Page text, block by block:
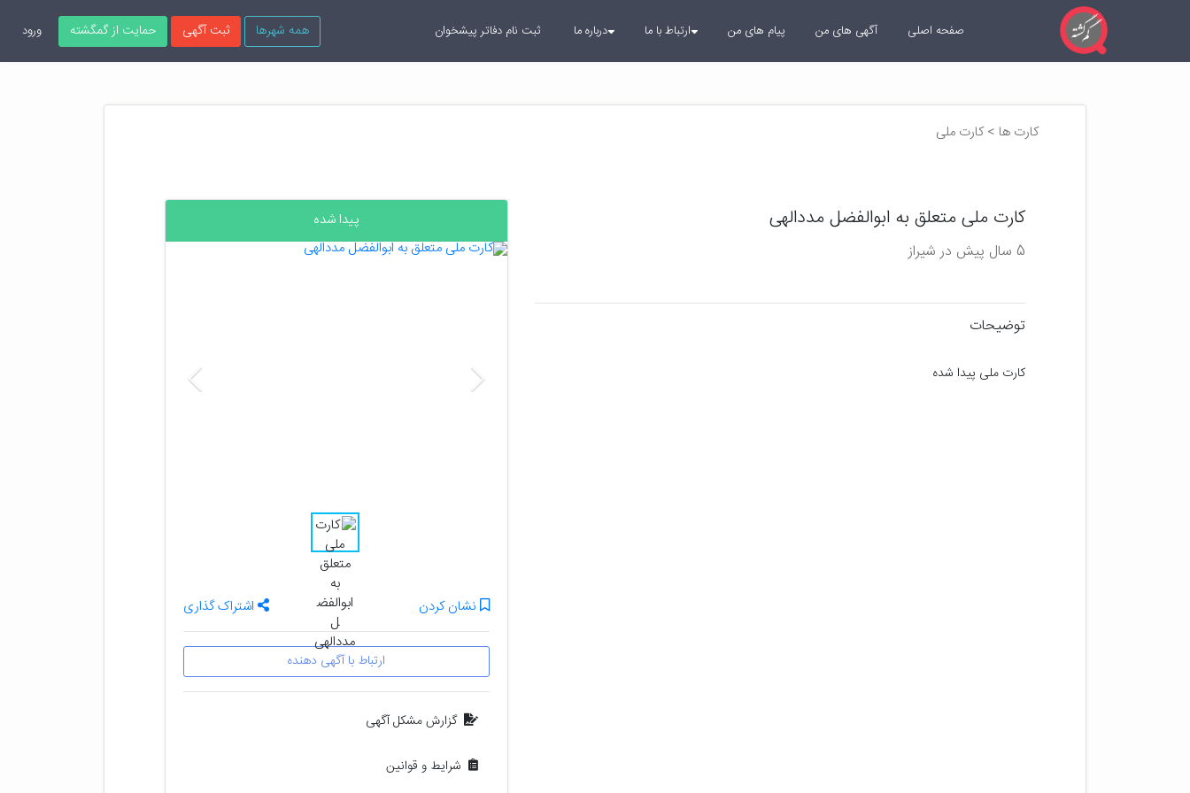
همه شهرها ثبت آگهی حمایت از گمگشته ورود صفحه اصلی آگهی های من پیام های من ارتباط با ما درباره ما ثبت نام دفاتر پیشخوان
کارت ها > کارت ملی
کارت ملی متعلق به ابوالفضل مددالهی
5 سال پیش در شیراز
توضیحات
کارت ملی پیدا شده
پیدا شده
بعدی
نشان کردن اشتراک گذاری
ارتباط با آگهی دهنده
گزارش مشکل آگهی
شرایط و قوانین